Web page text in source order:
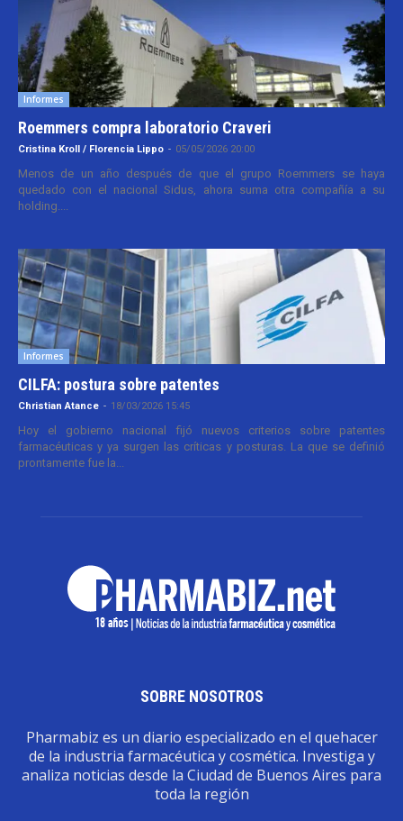
Informes
Roemmers compra laboratorio Craveri
Cristina Kroll / Florencia Lippo - 05/05/2026 20:00
Menos de un año después de que el grupo Roemmers se haya
quedado con el nacional Sidus, ahora suma otra compañía a su
holding....
Informes
CILFA: postura sobre patentes
Christian Atance - 18/03/2026 15:45
Hoy el gobierno nacional fijó nuevos criterios sobre patentes
farmacéuticas y ya surgen las críticas y posturas. La que se definió
prontamente fue la...
SOBRE NOSOTROS
Pharmabiz es un diario especializado en el quehacer
de la industria farmacéutica y cosmética. Investiga y
analiza noticias desde la Ciudad de Buenos Aires para
toda la región